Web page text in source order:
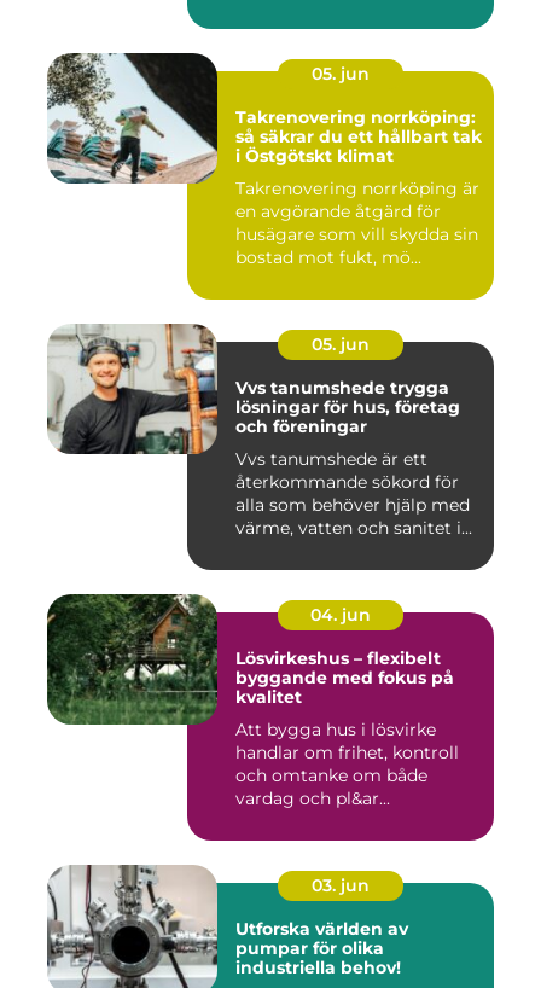
05. jun
Takrenovering norrköping:
så säkrar du ett hållbart tak
i Östgötskt klimat
Takrenovering norrköping är
en avgörande åtgärd för
husägare som vill skydda sin
bostad mot fukt, mö...
05. jun
Vvs tanumshede trygga
lösningar för hus, företag
och föreningar
Vvs tanumshede är ett
återkommande sökord för
alla som behöver hjälp med
värme, vatten och sanitet i...
04. jun
Lösvirkeshus – flexibelt
byggande med fokus på
kvalitet
Att bygga hus i lösvirke
handlar om frihet, kontroll
och omtanke om både
vardag och pl&ar...
03. jun
Utforska världen av
pumpar för olika
industriella behov!